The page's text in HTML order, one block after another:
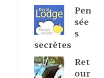
Pen
sée
s
secrètes
Ret
our